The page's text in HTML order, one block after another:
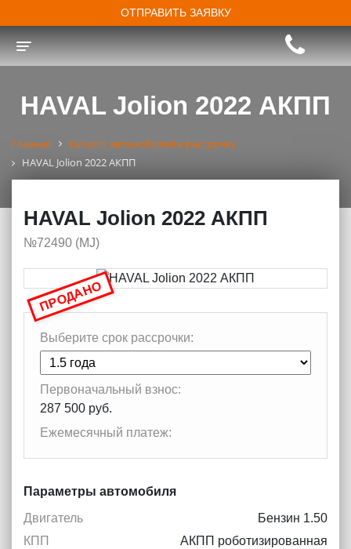
ОТПРАВИТЬ ЗАЯВКУ
HAVAL Jolion 2022 АКПП
Главная
Каталог автомобилей в рассрочку
HAVAL Jolion 2022 АКПП
HAVAL Jolion 2022 АКПП
№72490 (МJ)
Выберите срок рассрочки:
Первоначальный взнос:
287 500 руб.
Ежемесячный платеж:
Параметры автомобиля
Двигатель
Бензин 1.50
КПП
АКПП роботизированная
ПРОДАНО